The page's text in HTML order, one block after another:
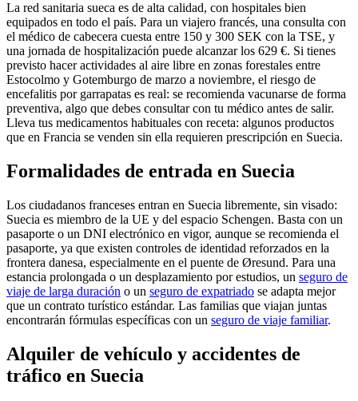
La red sanitaria sueca es de alta calidad, con hospitales bien
equipados en todo el país. Para un viajero francés, una consulta con
el médico de cabecera cuesta entre 150 y 300 SEK con la TSE, y
una jornada de hospitalización puede alcanzar los 629 €. Si tienes
previsto hacer actividades al aire libre en zonas forestales entre
Estocolmo y Gotemburgo de marzo a noviembre, el riesgo de
encefalitis por garrapatas es real: se recomienda vacunarse de forma
preventiva, algo que debes consultar con tu médico antes de salir.
Lleva tus medicamentos habituales con receta: algunos productos
que en Francia se venden sin ella requieren prescripción en Suecia.
Formalidades de entrada en Suecia
Los ciudadanos franceses entran en Suecia libremente, sin visado:
Suecia es miembro de la UE y del espacio Schengen. Basta con un
pasaporte o un DNI electrónico en vigor, aunque se recomienda el
pasaporte, ya que existen controles de identidad reforzados en la
frontera danesa, especialmente en el puente de Øresund. Para una
estancia prolongada o un desplazamiento por estudios, un seguro de
viaje de larga duración o un seguro de expatriado se adapta mejor
que un contrato turístico estándar. Las familias que viajan juntas
encontrarán fórmulas específicas con un seguro de viaje familiar.
Alquiler de vehículo y accidentes de
tráfico en Suecia